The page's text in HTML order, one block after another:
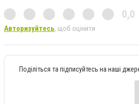
0,0
Авторизуйтесь, щоб оцінити
Поділіться та підписуйтесь на наші